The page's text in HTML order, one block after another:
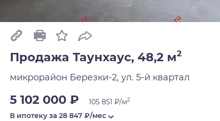
Продажа Таунхаус, 48,2 м2
микрорайон Березки-2, ул. 5-й квартал
5 102 000 ₽ 105 851 ₽/м2
В ипотеку за 28 847 ₽/мес